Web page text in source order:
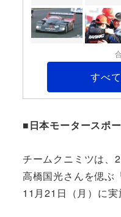
すべ
■日本モータースポ
チームクニミツは、
高橋国光さんを偲ぶ
11月21日（月）に実